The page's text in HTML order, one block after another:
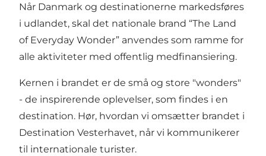
Når Danmark og destinationerne markedsføres
i udlandet, skal det nationale brand “The Land
of Everyday Wonder” anvendes som ramme for
alle aktiviteter med offentlig medfinansiering.
Kernen i brandet er de små og store "wonders"
- de inspirerende oplevelser, som findes i en
destination. Hør, hvordan vi omsætter brandet i
Destination Vesterhavet, når vi kommunikerer
til internationale turister.